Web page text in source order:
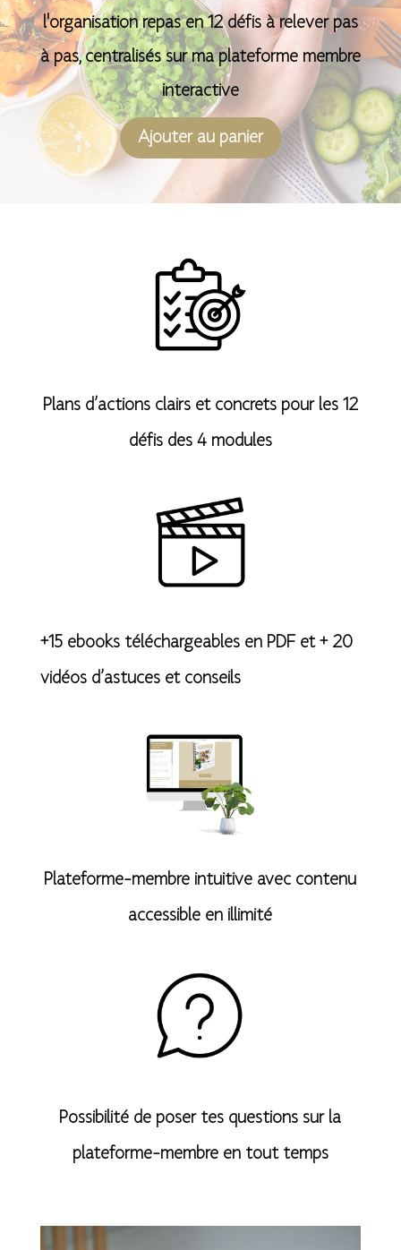
l'organisation repas en 12 défis à relever pas
à pas, centralisés sur ma plateforme membre
interactive
Ajouter au panier
A
l
t
Plans d’actions clairs et concrets pour les 12
défis des 4 modules
+15 ebooks téléchargeables en PDF et + 20
vidéos d’astuces et conseils
Plateforme-membre intuitive avec contenu
accessible en illimité
Possibilité de poser tes questions sur la
plateforme-membre en tout temps